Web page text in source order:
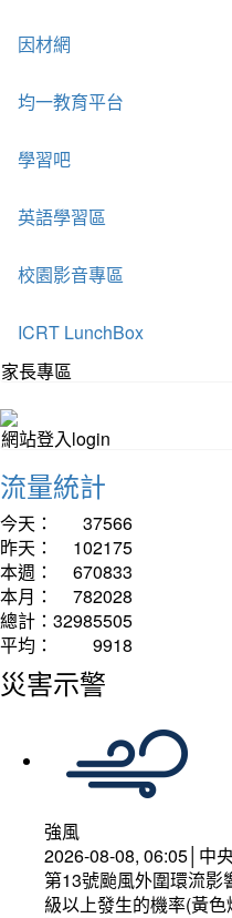
因材網
均一教育平台
學習吧
英語學習區
校園影音專區
ICRT LunchBox
家長專區
網站登入login
流量統計
今天：
37566
昨天：
102175
本週：
670833
本月：
782028
總計： 32985505
平均：
9918
災害示警
強風
2026-08-08, 06:05│中
第13號颱風外圍環流影
級以上發生的機率(黃色